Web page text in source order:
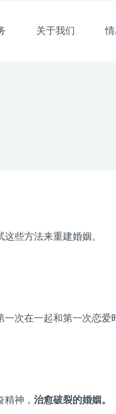
关于我们
些方法来重建婚姻。
一次在一起和第一次恋爱
神， 治愈破裂的婚姻。